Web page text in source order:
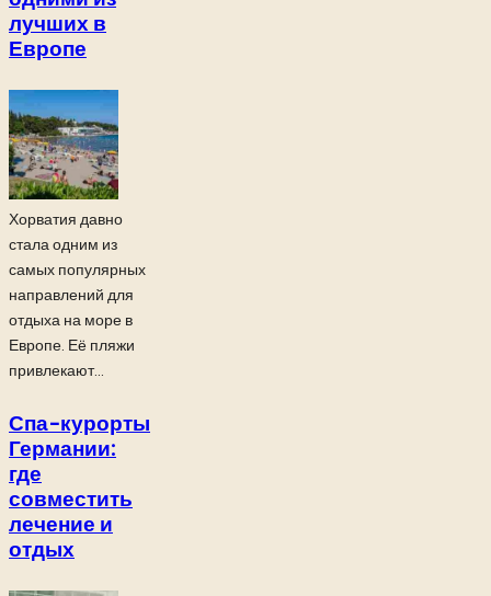
лучших в
Европе
Хорватия давно
стала одним из
самых популярных
направлений для
отдыха на море в
Европе. Её пляжи
привлекают...
Спа-курорты
Германии:
где
совместить
лечение и
отдых